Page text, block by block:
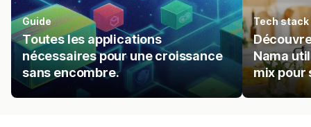
Guide
Toutes les applications
nécessaires pour une croissance
sans encombre.
Tech stack
Nama
mix pour